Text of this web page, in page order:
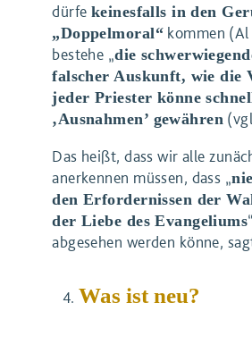
dürfe keinesfalls in den
„Doppelmoral“kommen (Al
bestehe „die
falscher Auskunft, wie die
jeder Priester könne
‚Ausnahmen’ gewähren
Das heißt, dass wir alle
anerkennen müssen, dass „
den Erfordernissen der
der Liebe des Evangeliums
abgesehen werden könne,
Was ist neu?